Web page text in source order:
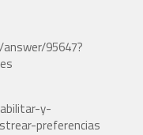
95647?
y-
preferencias